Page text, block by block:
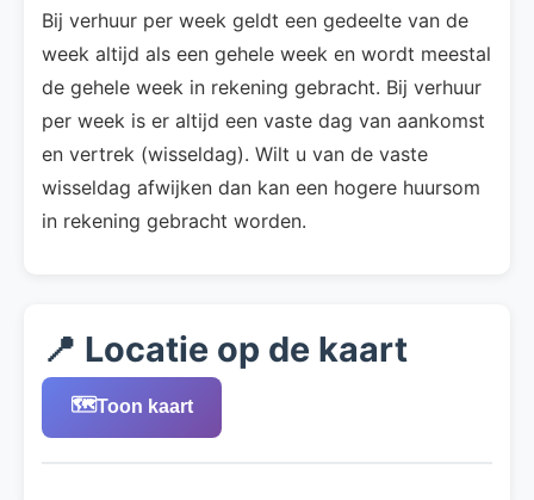
Bij verhuur per week geldt een gedeelte van de
week altijd als een gehele week en wordt meestal
de gehele week in rekening gebracht. Bij verhuur
per week is er altijd een vaste dag van aankomst
en vertrek (wisseldag). Wilt u van de vaste
wisseldag afwijken dan kan een hogere huursom
in rekening gebracht worden.
📍 Locatie op de kaart
🗺️Toon kaart